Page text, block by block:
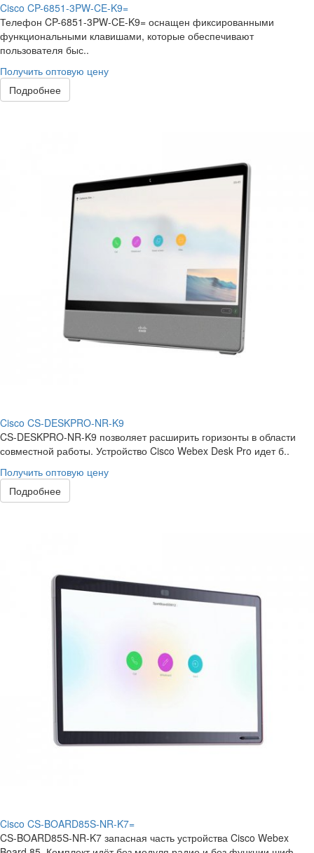
Cisco CP-6851-3PW-CE-K9=
Телефон CP-6851-3PW-CE-K9= оснащен фиксированными
функциональными клавишами, которые обеспечивают
пользователя быс..
Получить оптовую цену
Подробнее
Cisco CS-DESKPRO-NR-K9
CS-DESKPRO-NR-K9 позволяет расширить горизонты в области
совместной работы. Устройство Cisco Webex Desk Pro идет б..
Получить оптовую цену
Подробнее
Cisco CS-BOARD85S-NR-K7=
CS-BOARD85S-NR-K7 запасная часть устройства Cisco Webex